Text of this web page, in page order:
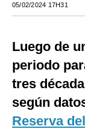
EEUU
México
España
Internacional
Tecnología
05/02/2024 17H31
Luego de
periodo
tres
según
Reserva